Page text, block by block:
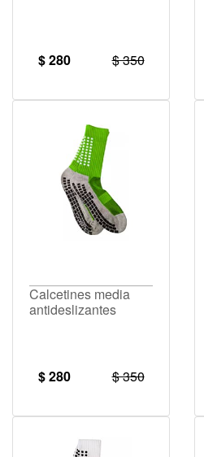
$ 280 $ 350
Calcetines media
antideslizantes
$ 280 $ 350